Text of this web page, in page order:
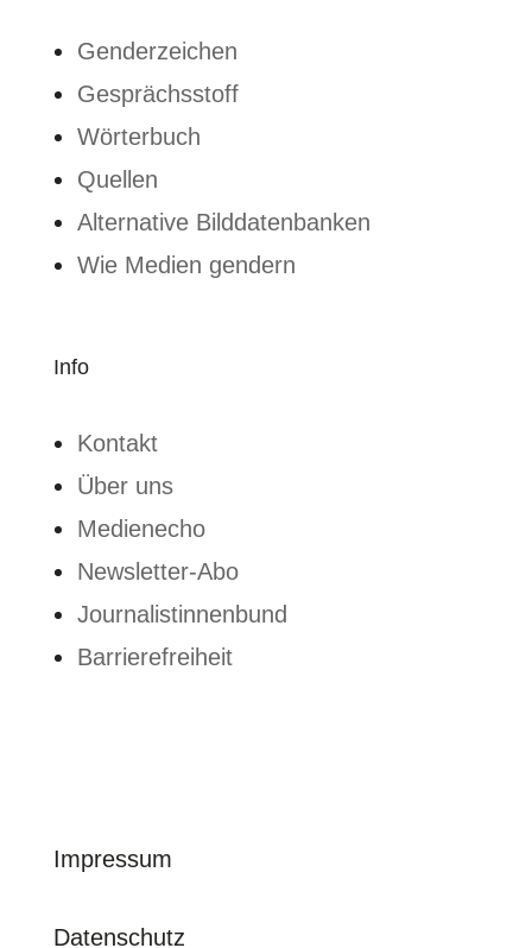
Genderzeichen
Gesprächsstoff
Wörterbuch
Quellen
Alternative Bilddatenbanken
Wie Medien gendern
Info
Kontakt
Über uns
Medienecho
Newsletter-Abo
Journalistinnenbund
Barrierefreiheit
Impressum
Datenschutz